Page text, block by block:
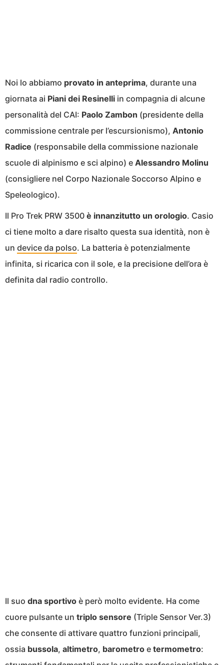
Noi lo abbiamo provato in anteprima, durante una
giornata ai Piani dei Resinelli in compagnia di alcune
personalità del CAI: Paolo Zambon (presidente della
commissione centrale per l’escursionismo), Antonio
Radice (responsabile della commissione nazionale
scuole di alpinismo e sci alpino) e Alessandro Molinu
(consigliere nel Corpo Nazionale Soccorso Alpino e
Speleologico).
Il Pro Trek PRW 3500 è innanzitutto un orologio. Casio
ci tiene molto a dare risalto questa sua identità, non è
un device da polso. La batteria è potenzialmente
infinita, si ricarica con il sole, e la precisione dell’ora è
definita dal radio controllo.
Il suo dna sportivo è però molto evidente. Ha come
cuore pulsante un triplo sensore (Triple Sensor Ver.3)
che consente di attivare quattro funzioni principali,
ossia bussola, altimetro, barometro e termometro: